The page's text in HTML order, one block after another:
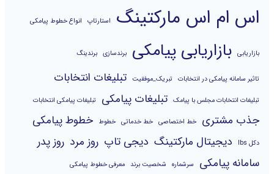
اس ام اس مارکتینگ استارتاپ انواع خطوط پیامکی
بازاریابی بازاریابی پیامکی برندسازی برندینگ
تاثیر سامانه پیامکی در انتخابات تبریک_موفقیت تبلیغات انتخابات
تبلیغات انتخابات مجلس با پیامک تبلیغات پیامکی تبلیغات پیامکی انتخابات
جذب مشتری خط اختصاصی خط خدماتی خطوط خطوط پیامکی
دکل lbs دیجیتال مارکتینگ دیجی تاپ روز مرد روز پدر
سامانه پیامکی
سرشماره شخصیت برند معرفی خطوط پیامکی